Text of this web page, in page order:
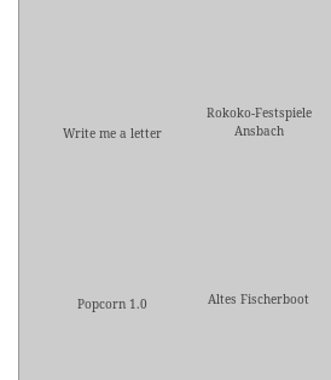
Write me a letter
Rokoko-Festspiele
Ansbach
Popcorn 1.0 Altes Fischerboot